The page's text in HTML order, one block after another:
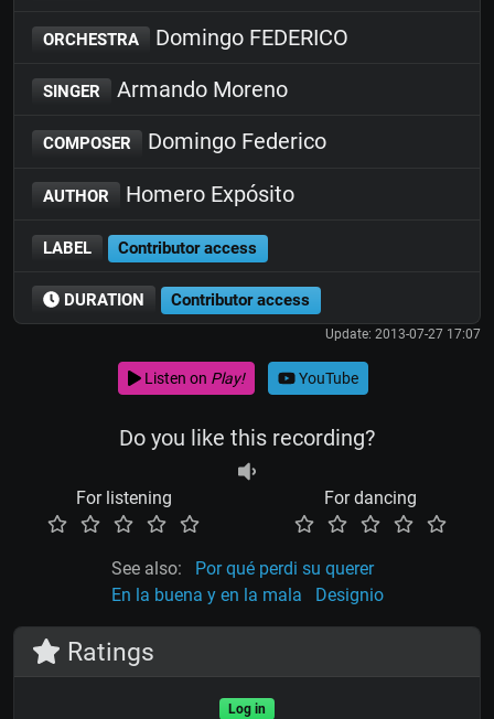
ORCHESTRA Domingo FEDERICO
SINGER Armando Moreno
COMPOSER Domingo Federico
AUTHOR Homero Expósito
LABEL Contributor access
DURATION Contributor access
Update: 2013-07-27 17:07
Listen on Play! YouTube
Do you like this recording?
For listening For dancing
See also:
Por qué perdi su querer
En la buena y en la mala
Designio
Ratings
Log in